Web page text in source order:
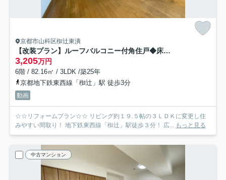
京都市山科区椥辻東潰
【改装プラン】ルーフバルコニー付角住戸◆床暖房付◆地下鉄椥辻駅徒歩３分◆イーグルコート椥辻十条
3,205万円
6階 / 82.16㎡ / 3LDK /築25年
京都地下鉄東西線「椥辻」駅 徒歩3分
動画
☆☆リフォームプラン☆☆ リビング約１９.５帖の３ＬＤＫに変更し住
みやすい間取り！ 地下鉄東西線「椥辻」駅徒歩３分！ 広...
もっと見る
中古マンション